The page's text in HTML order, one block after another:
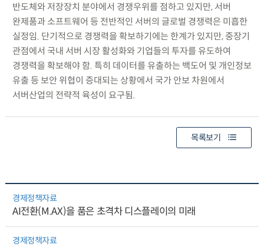
반도체와 저장장치 분야에서 경쟁우위를 점하고 있지만, 서버
완제품과 소프트웨어 등 전반적인 서버의 글로벌 경쟁력은 미흡한
실정임. 단기적으로 경쟁력을 확보하기에는 한계가 있지만, 중장기
관점에서 국내 서버 시장 활성화와 기업들의 투자를 유도하여
경쟁력을 확보해야 함. 특히 데이터를 유출하는 백도어 및 개인정보
유출 등 보안 위협이 증대되는 상황에서 국가 안보 차원에서
서버산업의 전략적 육성이 요구됨.
목록보기
경제정책자료
AI전환(M.AX)을 품은 초격차 디스플레이의 미래
경제정책자료